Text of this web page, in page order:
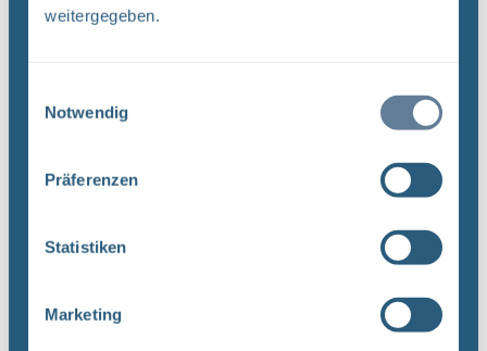
weitergegeben.
Notwendig
Präferenzen
Statistiken
Marketing
Neugier, Skepsis, Verständnis und viele Fragen
Unterlagenbehörde und dem Bundesamt für